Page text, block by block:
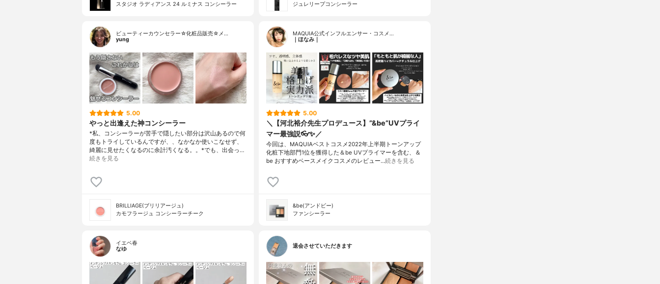
スタジオ ラディアンス 24 ルミナス コンシーラー
ジュレリープコンシーラー
ビューティーカウンセラー☆化粧品販売☆メ…
yung
5.00
やっと出逢えた神コンシーラー
*私、コンシーラーが苦手で隠したい部分は沢山あるので何
度もトライしているんですが、、なかなか使いこなせず、
綺麗に見せたくなるのに余計汚くなる。。⁡*でも、出会っ…
続きを見る
BRILLIAGE(ブリリアージュ)
カモフラージュ コンシーラーチーク
MAQUIA公式インフルエンサー・コスメ…
｜ほなみ｜
5.00
＼【河北裕介先生プロデュース】”&be”UVプライ
マー最強説👓✨／
今回は、MAQUIAベストコスメ2022年上半期トーンアップ
化粧下地部門1位を獲得した＆be UVプライマーを含む、＆
be おすすめベースメイクコスメのレビュー…続きを見る
&be(アンドビー)
ファンシーラー
イエベ春
なゆ
退会させていただきます